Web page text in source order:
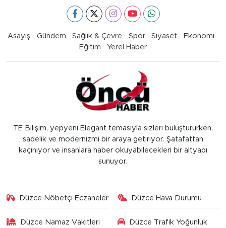
Asayiş Gündem Sağlık & Çevre Spor Siyaset
Ekonomi
Eğitim
Yerel Haber
TE Bilişim, yepyeni Elegant temasıyla sizleri buluştururken,
sadelik ve modernizmi bir araya getiriyor. Şatafattan
kaçınıyor ve insanlara haber okuyabilecekleri bir altyapı
sunuyor.
Düzce Nöbetçi Eczaneler Düzce Hava Durumu
Düzce Namaz Vakitleri Düzce Trafik Yoğunluk